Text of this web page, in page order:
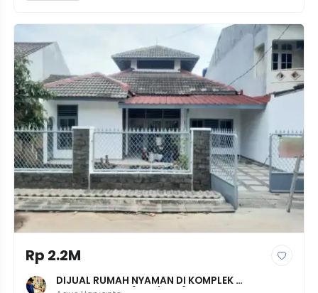
Rp 2.2M
DIJUAL RUMAH NYAMAN DI KOMPLEK